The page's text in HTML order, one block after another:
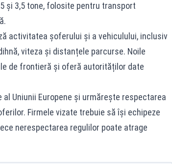
și 3,5 tone, folosite pentru transport
activitatea șoferului și a vehiculului, inclusiv
viteza și distanțele parcurse. Noile
de frontieră și oferă autorităților date
Uniunii Europene și urmărește respectarea
Firmele vizate trebuie să își echipeze
nerespectarea regulilor poate atrage